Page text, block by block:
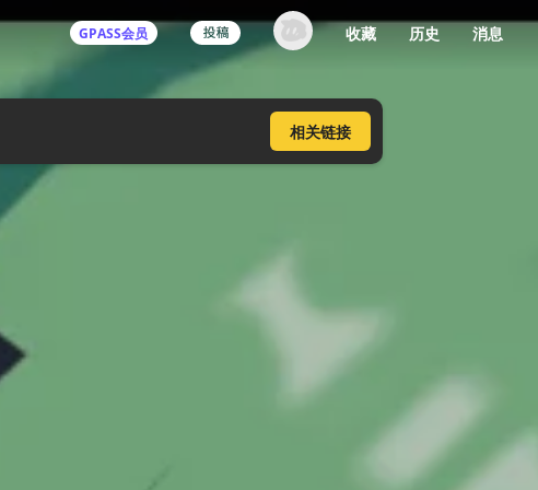
GPASS会员
多端历史播放同步
收藏 历史 消息
相关链接